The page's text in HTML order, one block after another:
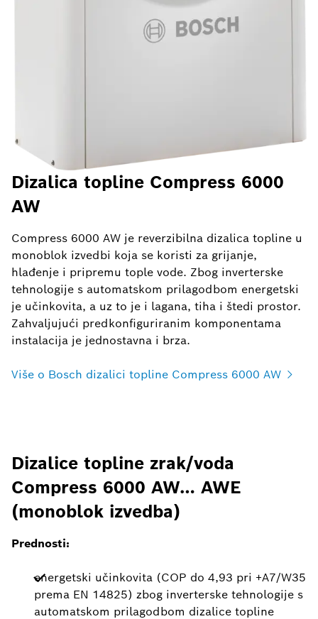
Dizalica topline Compress 6000
AW
Compress 6000 AW je reverzibilna dizalica topline u
monoblok izvedbi koja se koristi za grijanje,
hlađenje i pripremu tople vode. Zbog inverterske
tehnologije s automatskom prilagodbom energetski
je učinkovita, a uz to je i lagana, tiha i štedi prostor.
Zahvaljujući predkonfiguriranim komponentama
instalacija je jednostavna i brza.
Više o Bosch dizalici topline Compress 6000 AW
Dizalice topline zrak/voda
Compress 6000 AW… AWE
(monoblok izvedba)
Prednosti:
energetski učinkovita (COP do 4,93 pri +A7/W35
prema EN 14825) zbog inverterske tehnologije s
automatskom prilagodbom dizalice topline